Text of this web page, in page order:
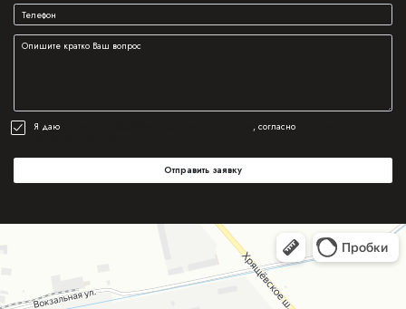
Я даю , согласно
Отправить заявку